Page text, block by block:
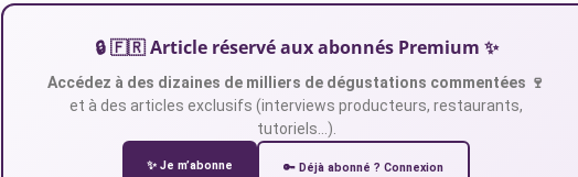
🔒 🇫🇷 Article réservé aux abonnés Premium ✨
Accédez à des dizaines de milliers de dégustations commentées 🍷
et à des articles exclusifs (interviews producteurs, restaurants,
tutoriels…).
✨ Je m’abonne 🔑 Déjà abonné ? Connexion